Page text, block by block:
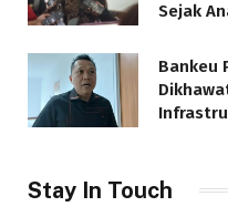
Sejak
Bankeu
Stay In Touch